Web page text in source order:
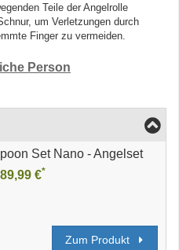
Teile der Angelrolle
um Verletzungen durch
Finger zu vermeiden.
Person
Set Nano - Angelset
89,99 €*
Zum Produkt